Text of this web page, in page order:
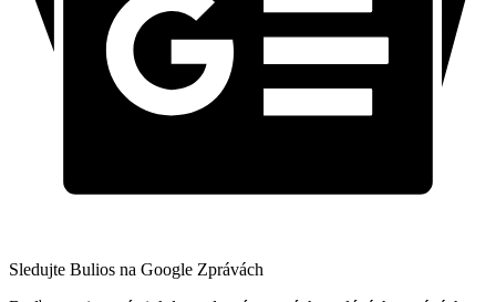
Sledujte Bulios na Google Zprávách